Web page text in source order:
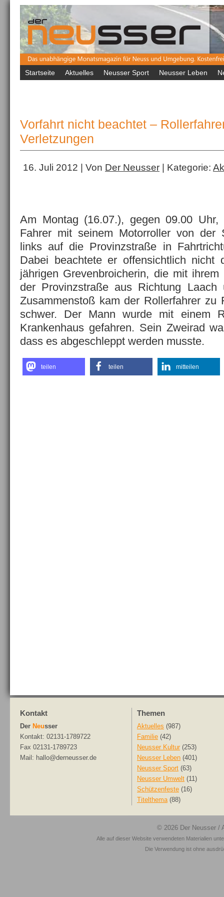
Startseite Aktuelles Neusser Sport Neusser Leben
Vorfahrt nicht beachtet –
Verletzungen
16. Juli 2012 | Von Der Neusser | Kategorie:
Am Montag (16.07.), gegen 09.00
Fahrer mit seinem Motorroller von der
links auf die Provinzstraße in
Dabei beachtete er offensichtlich nicht
jährigen Grevenbroicherin, die mit
der Provinzstraße aus Richtung Laach
Zusammenstoß kam der Rollerfahrer zu
schwer. Der Mann wurde mit einem
Krankenhaus gefahren. Sein Zweirad
dass es abgeschleppt werden musste.
teilen teilen mitteilen
Kontakt
Der Neusser
Kontakt: 02131-1789722
Fax 02131-1789723
Mail: hallo@derneusser.de
Themen
Aktuelles (987)
Familie (42)
Neusser Kultur (253)
Neusser Leben (401)
Neusser Sport (63)
Neusser Umwelt (11)
Schützenfeste (16)
Titelthema(88)
© 2026 Der Neusser /
Alle auf dieser Website verwendeten Materialien
Die Verwendung ist ohne